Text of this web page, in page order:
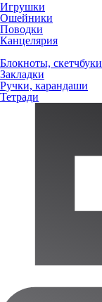
Игрушки
Ошейники
Поводки
Канцелярия
Блокноты, скетчбуки
Закладки
Ручки, карандаши
Тетради